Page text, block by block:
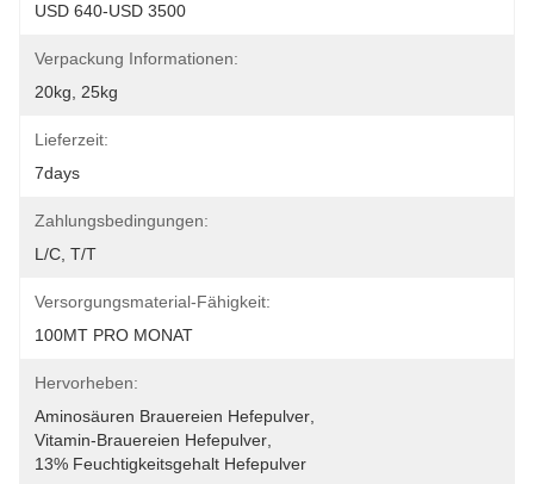
USD 640-USD 3500
Verpackung Informationen:
20kg, 25kg
Lieferzeit:
7days
Zahlungsbedingungen:
L/C, T/T
Versorgungsmaterial-Fähigkeit:
100MT PRO MONAT
Hervorheben:
Aminosäuren Brauereien Hefepulver
Vitamin-Brauereien Hefepulver
13% Feuchtigkeitsgehalt Hefepulver